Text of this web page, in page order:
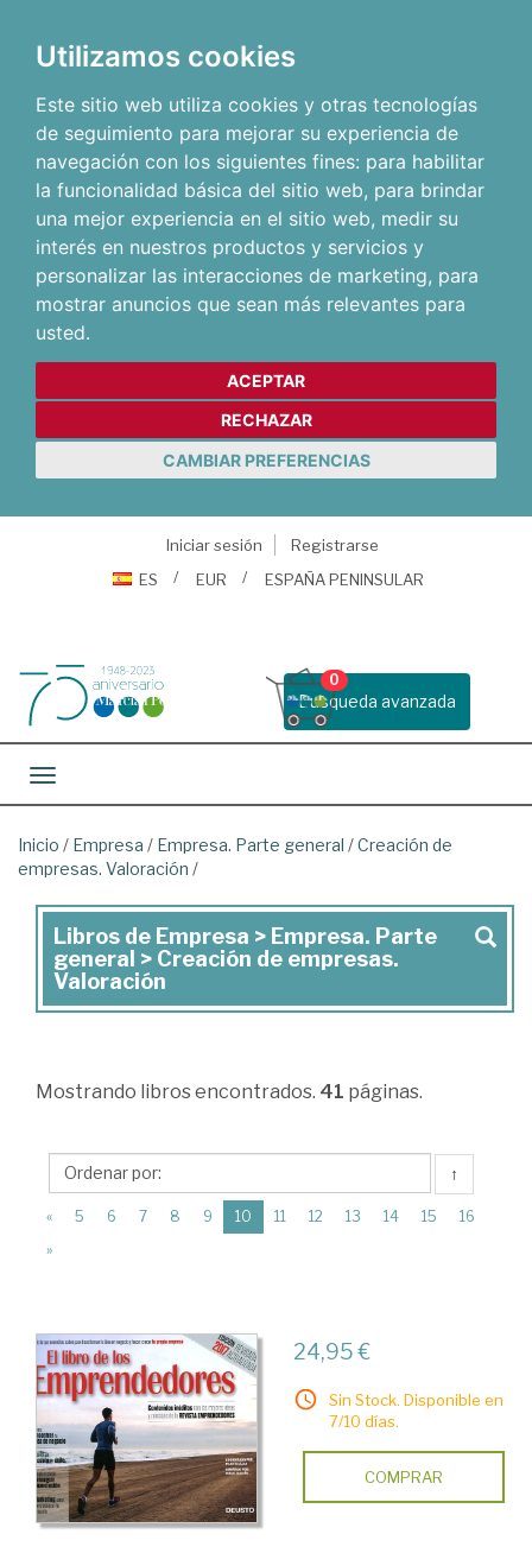
Utilizamos cookies
Este sitio web utiliza cookies y otras tecnologías
de seguimiento para mejorar su experiencia de
navegación con los siguientes fines: para habilitar
la funcionalidad básica del sitio web, para brindar
una mejor experiencia en el sitio web, medir su
interés en nuestros productos y servicios y
personalizar las interacciones de marketing, para
mostrar anuncios que sean más relevantes para
usted.
ACEPTAR
RECHAZAR
CAMBIAR PREFERENCIAS
Iniciar sesión
Registrarse
ES
EUR ESPAÑA PENINSULAR
Busqueda avanzada
0
Toggle navigation
Inicio / Empresa / Empresa. Parte general /Creación de
empresas. Valoración /
Libros
de
Empresa
Empresa.
general
>
Creación
Valoración
Libros de Empresa > Empresa. Parte
general > Creación de empresas.
Valoración
Mostrando libros encontrados. 41 páginas.
↑
« 5 6 7 8 9 10 (current)
11 12 13 14 15
16
»
24,95 €
Sin Stock. Disponible en
7/10 días.
COMPRAR